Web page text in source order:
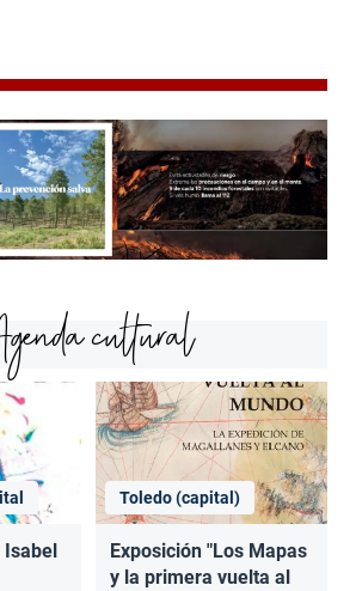
cultural
Isabel
Toledo (capital)
Exposición "Los Mapas
y la primera vuelta al